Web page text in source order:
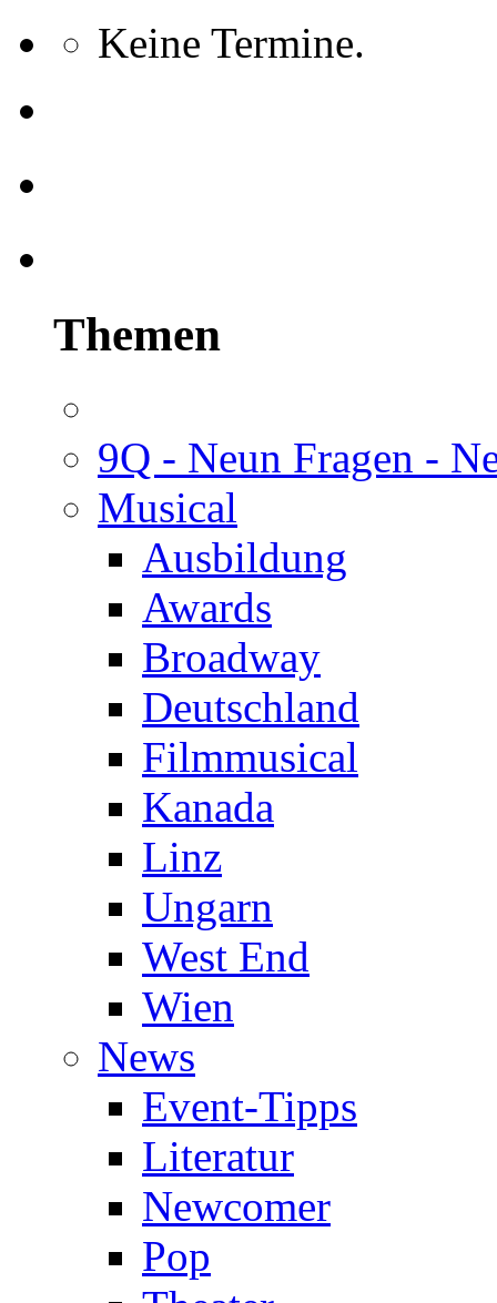
Keine Termine.
Themen
9Q - Neun Fragen -
Musical
Ausbildung
Awards
Broadway
Deutschland
Filmmusical
Kanada
Linz
Ungarn
West End
Wien
News
Event-Tipps
Literatur
Newcomer
Pop